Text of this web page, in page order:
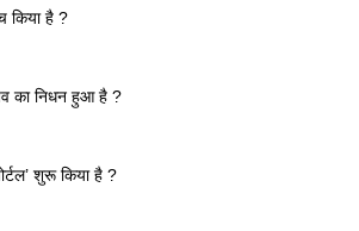
किया है ?
का निधन हुआ है ?
शुरू किया है ?